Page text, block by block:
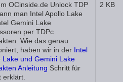
OCinside.de Unlock TDP
man Intel Apollo Lake
Gemini Lake
per TDPc
Wie das genau
haben wir in der Intel
Lake und Gemini Lake
Anleitung Schritt für
erklärt.
2 KB